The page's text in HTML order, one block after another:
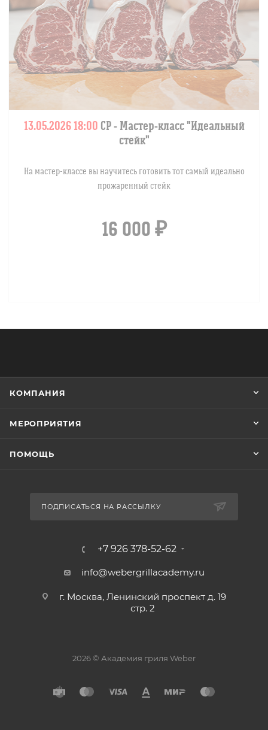
13.05.2026 18:00 СР- Мастер-класс "Идеальный
стейк"
На мастер-классе вы научитесь готовить тот самый идеально
прожаренный стейк
16 000 ₽
КОМПАНИЯ
МЕРОПРИЯТИЯ
ПОМОЩЬ
ПОДПИСАТЬСЯ НА РАССЫЛКУ
+7 926 378-52-62
info@webergrillacademy.ru
г. Москва, Ленинский проспект д. 19
стр. 2
2026 © Академия гриля Weber